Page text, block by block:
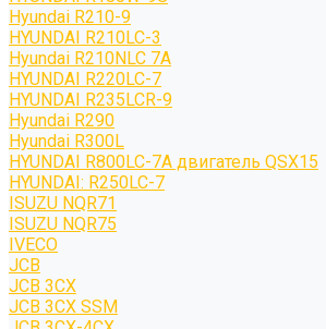
Hyundai R210-9
HYUNDAI R210LC-3
Hyundai R210NLC 7A
HYUNDAI R220LC-7
HYUNDAI R235LCR-9
Hyundai R290
Hyundai R300L
HYUNDAI R800LC-7A двигатель QSX15
HYUNDAI: R250LC-7
ISUZU NQR71
ISUZU NQR75
IVECO
JCB
JCB 3CX
JCB 3CX SSM